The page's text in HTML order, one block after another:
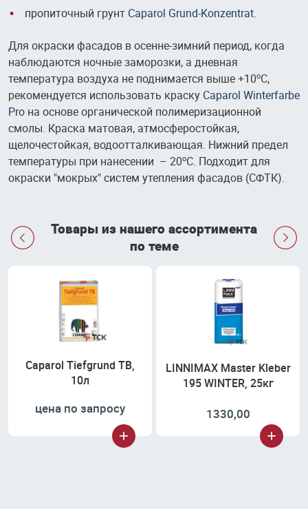
пропиточный грунт Caparol Grund-Konzentrat.
Для окраски фасадов в осенне-зимний период, когда
наблюдаются ночные заморозки, а дневная
температура воздуха не поднимается выше +10оС,
рекомендуется использовать краску Caparol Winterfarbe
Pro на основе органической полимеризационной
смолы. Краска матовая, атмосферостойкая,
щелочестойкая, водоотталкивающая. Нижний предел
температуры при нанесении – 20оС. Подходит для
окраски "мокрых" систем утепления фасадов (СФТК).

Товары из нашего ассортимента
по теме

Caparol Tiefgrund TB,
10л
цена по запросу
LINNIMAX Master Kleber
195 WINTER, 25кг
1330,00